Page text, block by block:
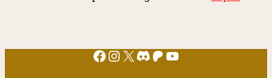
Facebook
Instagram
X Discord
Patreon
YouTube